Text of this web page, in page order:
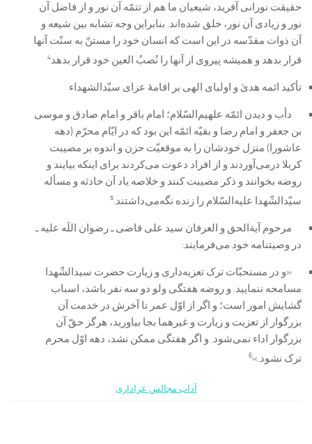
حقیقت نورانی آفرید، شیعیان ما هم از تتمّه آن نور و از فاضل آن
نور و زیادی آن نور، خلق شده‌اند. بنابراین وجه تشابه بین شیعه و
آن ذوات مقدّسه در این است که انسان خود را مستنّ به سنّت آنها
قرار بدهد و همیشه پیروی از آنها را نُصبُ العین خود قرار بدهد4
تأکید ائمه هدیٰ و اولیای الهی بر اقامۀ عزای سیّدالشهداء
دأب و دیدن ائمّه علهیم‌السّلام؛ امام باقر و امام صادق و موسی
بن جعفر و امام رضا و بقیّه ائمّه این بود که در ایّام محرّم (دهه
عاشورا) منزل خودشان را به موقعیّت حزن و اندوه بر مصیبت
کربلا درمی‌آوردند و از افراد دعوت می‌کردند برای اینکه بیایند و
روضه بخوانند و ذکر مصیبت کنند و خلاصه یاد آن حادثه و مسأله
سیّدالشّهدا علیه‌السّلام را زنده نگه‌می‌داشتند.5
مرحوم آیةالحق و العرفان سید علی قاضی ـ رضوان اللَه علیه ـ
در وصیتنامه خود می‌فرمایند:
«و در مستحبّات ترک تعزیه‌داری و زیارت حضرت سیدالشّهدا
مسامحه ننمایید. و روضه هفتگی ولو دو سه نفر باشد، اسباب
گشایش امور است؛ و اگر از اوّل عمر تا آخرش در خدمت آن
بزرگوار از تعزیت و زیارت و غیرهما بجا بیاورید، هرگز حقّ آن
بزرگوار اداء نمی‌شود. و اگر هفتگی ممکن نشد، دهه اوّل محرم
ترک نشود.»6
آداب مجالس عزاداری